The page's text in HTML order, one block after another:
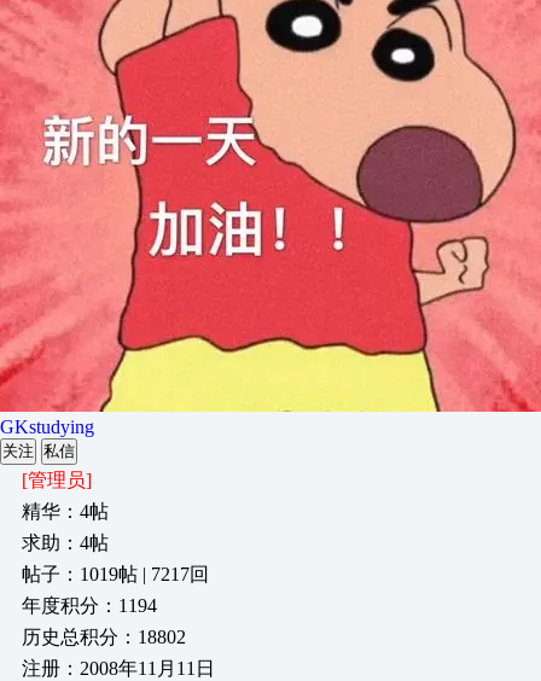
GKstudying
关注 私信
[管理员]
精华：4帖
求助：4帖
帖子：1019帖 | 7217回
年度积分：1194
历史总积分：18802
注册：2008年11月11日